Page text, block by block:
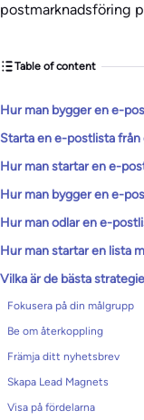
postmarknadsföring
Table of content
Hur man bygger en e-
Starta en e-postlista
Hur man startar en e-
Hur man bygger en e-
Hur man odlar en e-
Hur man startar en lista
Vilka är de bästa
Fokusera på din målgrupp
Be om återkoppling
Främja ditt nyhetsbrev
Skapa Lead Magnets
Visa på fördelarna